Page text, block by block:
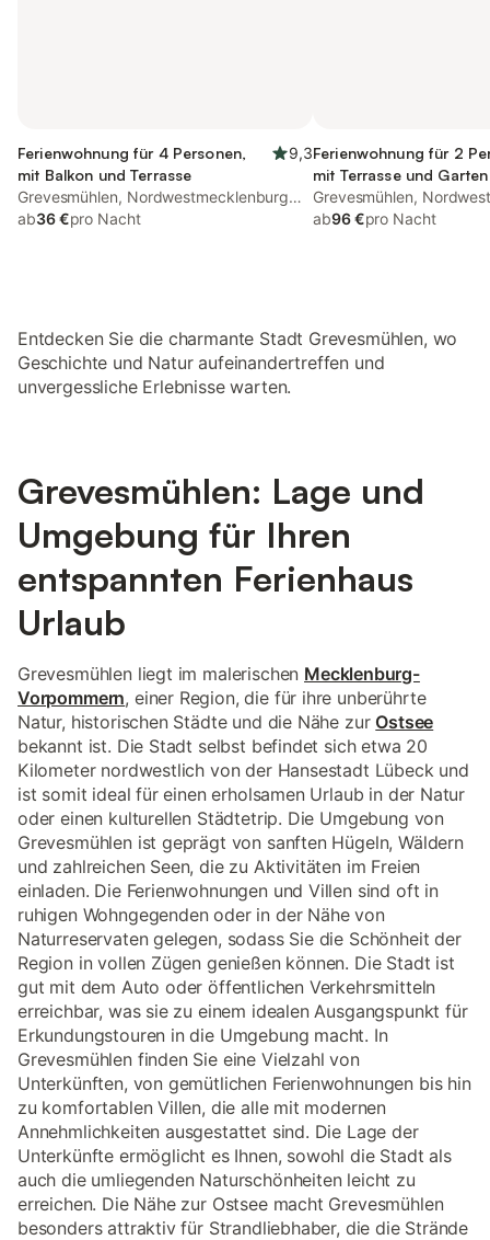
Ferienwohnung für 4 Personen,
mit Balkon und Terrasse
9,3
Grevesmühlen, Nordwestmecklenburg
(Wismar und Umgebung)
ab36 €pro Nacht
Ferienwohnung für 2
mit Terrasse und
Ausblick
Grevesmühlen,
(Wismar und Umgebung)
ab96 €pro Nacht
Entdecken Sie die charmante Stadt Grevesmühlen, wo
Geschichte und Natur aufeinandertreffen und
unvergessliche Erlebnisse warten.
Grevesmühlen: Lage und
Umgebung für Ihren
entspannten Ferienhaus
Urlaub
Grevesmühlen liegt im malerischen Mecklenburg-
Vorpommern, einer Region, die für ihre unberührte
Natur, historischen Städte und die Nähe zur Ostsee
bekannt ist. Die Stadt selbst befindet sich etwa 20
Kilometer nordwestlich von der Hansestadt Lübeck und
ist somit ideal für einen erholsamen Urlaub in der Natur
oder einen kulturellen Städtetrip. Die Umgebung von
Grevesmühlen ist geprägt von sanften Hügeln, Wäldern
und zahlreichen Seen, die zu Aktivitäten im Freien
einladen. Die Ferienwohnungen und Villen sind oft in
ruhigen Wohngegenden oder in der Nähe von
Naturreservaten gelegen, sodass Sie die Schönheit der
Region in vollen Zügen genießen können. Die Stadt ist
gut mit dem Auto oder öffentlichen Verkehrsmitteln
erreichbar, was sie zu einem idealen Ausgangspunkt für
Erkundungstouren in die Umgebung macht. In
Grevesmühlen finden Sie eine Vielzahl von
Unterkünften, von gemütlichen Ferienwohnungen bis hin
zu komfortablen Villen, die alle mit modernen
Annehmlichkeiten ausgestattet sind. Die Lage der
Unterkünfte ermöglicht es Ihnen, sowohl die Stadt als
auch die umliegenden Naturschönheiten leicht zu
erreichen. Die Nähe zur Ostsee macht Grevesmühlen
besonders attraktiv für Strandliebhaber, die die Strände